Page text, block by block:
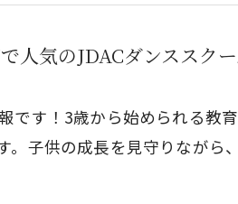
人気のJDACダンススク
です！3歳から始められる教
。子供の成長を見守りながら